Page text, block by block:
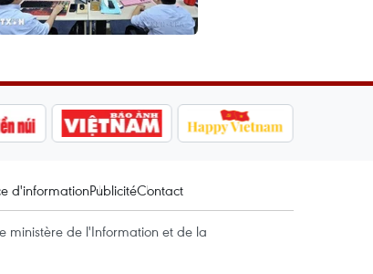
d'informationPublicitéContact
ministère de l'Information et de la